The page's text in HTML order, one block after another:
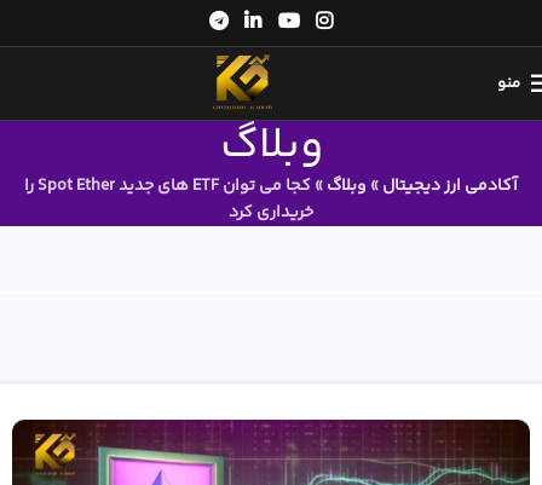
منو
وبلاگ
آکادمی ارز دیجیتال» وبلاگ»
کجا می توان ETF های جدید Spot Ether را
خریداری کرد